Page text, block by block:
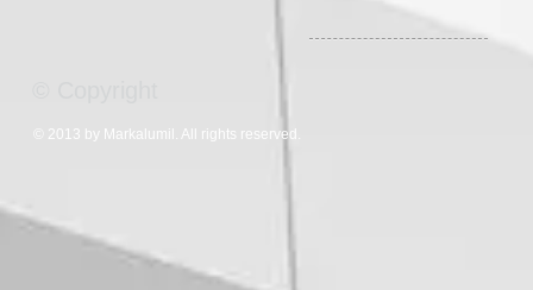
© 2013 by Markalumil. All rights reserved.